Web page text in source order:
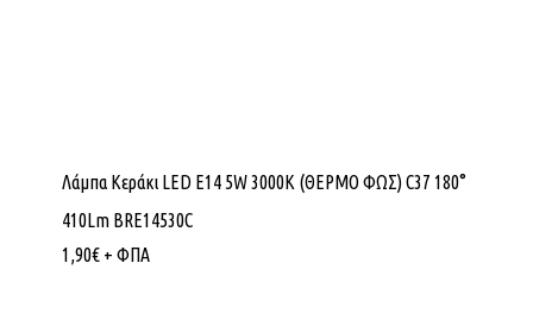
Λάμπα Κεράκι LED E14 5W 3000K (ΘΕΡΜΟ ΦΩΣ) C37 180°
410Lm BRE14530C
1,90€ + ΦΠΑ